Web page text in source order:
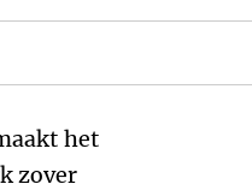
het
zover